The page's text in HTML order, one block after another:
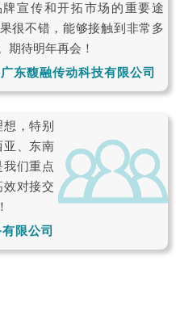
牌宣传和开拓市场的重要途
很不错，能够接触到非常多
期待明年再会！
东馥融传动科技有限公司
，特别
亚、东南
们重点
对接交
限公司